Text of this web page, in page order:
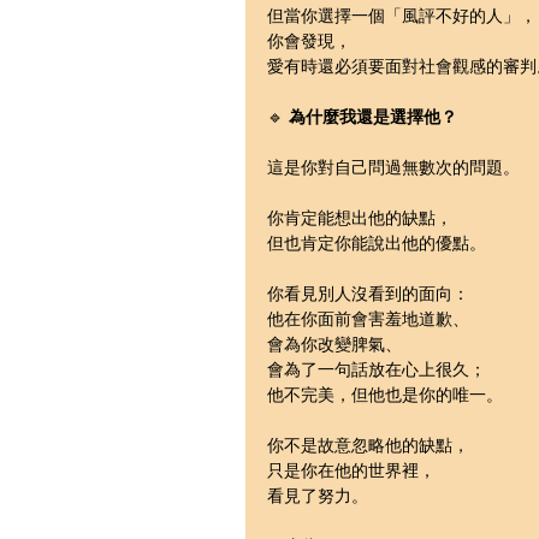
但當你選擇一個「風評不好的人」，
你會發現，
愛有時還必須要面對社會觀感的審
🔹 為什麼我還是選擇他？
這是你對自己問過無數次的問題。
你肯定能想出他的缺點，
但也肯定你能說出他的優點。
你看見別人沒看到的面向：
他在你面前會害羞地道歉、
會為你改變脾氣、
會為了一句話放在心上很久；
他不完美，但他也是你的唯一。
你不是故意忽略他的缺點，
只是你在他的世界裡，
看見了努力。